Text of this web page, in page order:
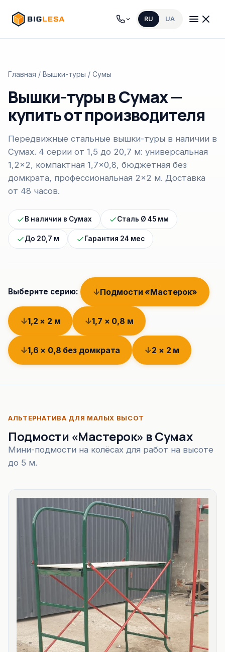
RU UA
Главная / Вышки-туры / Сумы
Вышки-туры в Сумах —
купить от производителя
Передвижные стальные вышки-туры в наличии в
Сумах. 4 серии от 1,5 до 20,7 м: универсальная
1,2×2, компактная 1,7×0,8, бюджетная без
домкрата, профессиональная 2×2 м. Доставка
от 48 часов.
В наличии в Сумах Сталь Ø 45 мм
До 20,7 м Гарантия 24 мес
Выберите серию: Подмости «Мастерок»
1,2 × 2 м 1,7 × 0,8 м
1,6 × 0,8 без домкрата 2 × 2 м
АЛЬТЕРНАТИВА ДЛЯ МАЛЫХ ВЫСОТ
Подмости «Мастерок» в Сумах
Мини-подмости на колёсах для работ на высоте
до 5 м.